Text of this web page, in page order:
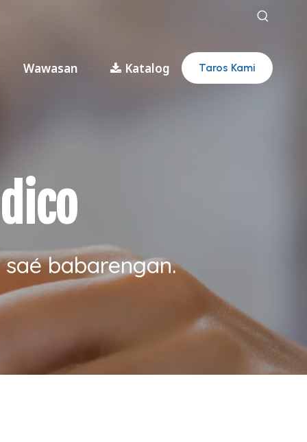
Wawasan Katalog Taros Kami
babarengan.